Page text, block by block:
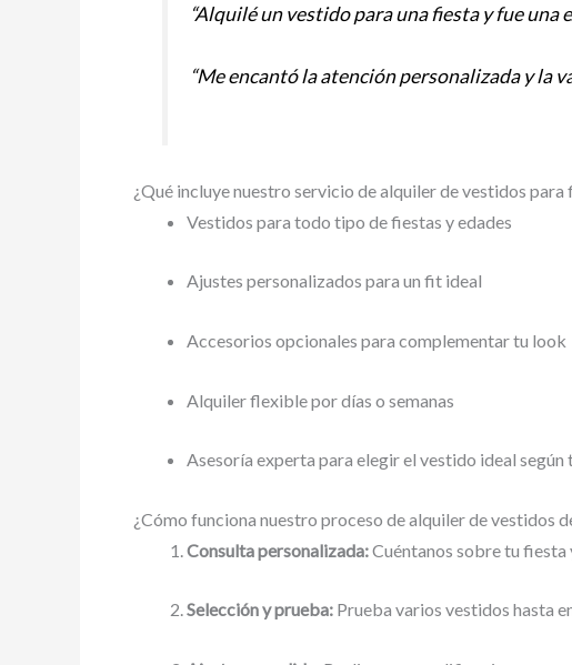
“Alquilé un vestido para una fiesta y fue una
“Me encantó la atención personalizada y la
¿Qué incluye nuestro servicio de alquiler de vestidos para
Vestidos para todo tipo de fiestas y edades
Ajustes personalizados para un fit ideal
Accesorios opcionales para complementar tu look
Alquiler flexible por días o semanas
Asesoría experta para elegir el vestido ideal según
¿Cómo funciona nuestro proceso de alquiler de vestidos
Consulta personalizada:Cuéntanos sobre tu fiesta
Selección y prueba: Prueba varios vestidos hasta